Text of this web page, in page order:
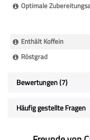
Optimale
Enthält Koffein
Röstgrad
Bewertungen 7
Häufig gestellte Fragen